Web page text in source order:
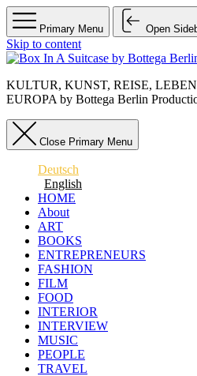
Primary Menu Open
Skip to content
KULTUR, KUNST, REISE,
EUROPA by Bottega Berlin
Close Primary Menu
Deutsch
English
HOME
About
ART
BOOKS
ENTREPRENEURS
FASHION
FILM
FOOD
INTERIOR
INTERVIEW
MUSIC
PEOPLE
TRAVEL